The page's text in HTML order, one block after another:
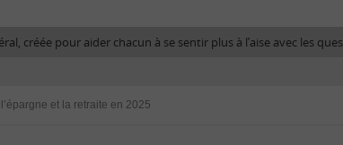
site
créée pour aider chacun à se sentir plus à l’aise avec les
et la retraite en 2025